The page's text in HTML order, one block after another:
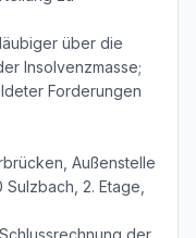
über die
Insolvenzmasse;
Forderungen
Außenstelle
2. Etage,
der